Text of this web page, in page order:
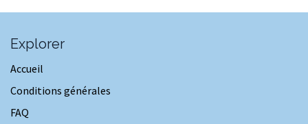
Explorer
Accueil
Conditions générales
FAQ